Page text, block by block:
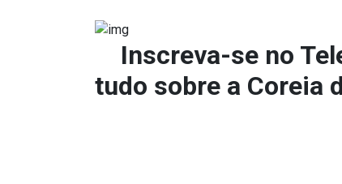
Inscreva-se no
tudo sobre a Coreia